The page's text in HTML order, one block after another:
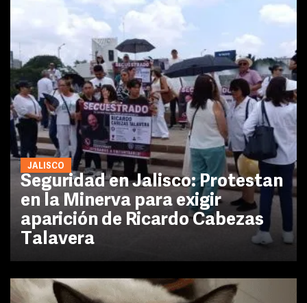
JALISCO
Seguridad en Jalisco: Protestan
en la Minerva para exigir
aparición de Ricardo Cabezas
Talavera